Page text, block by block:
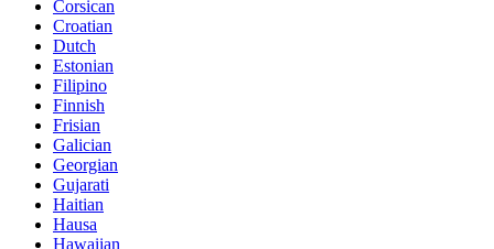
Corsican
Croatian
Dutch
Estonian
Filipino
Finnish
Frisian
Galician
Georgian
Gujarati
Haitian
Hausa
Hawaiian